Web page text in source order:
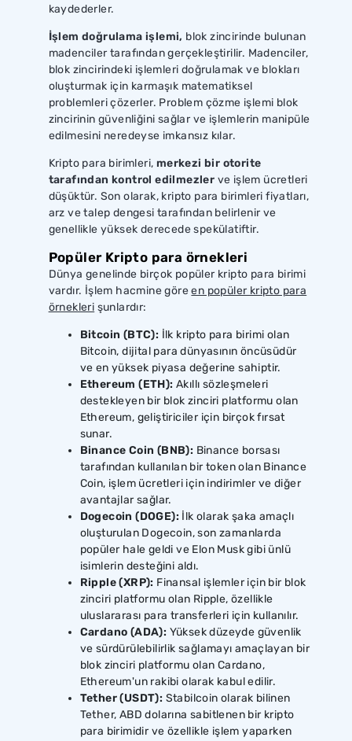
kaydederler.
İşlem doğrulama işlemi, blok zincirinde bulunan
madenciler tarafından gerçekleştirilir. Madenciler,
blok zincirindeki işlemleri doğrulamak ve blokları
oluşturmak için karmaşık matematiksel
problemleri çözerler. Problem çözme işlemi blok
zincirinin güvenliğini sağlar ve işlemlerin manipüle
edilmesini neredeyse imkansız kılar.
Kripto para birimleri, merkezi bir otorite
tarafından kontrol edilmezler ve işlem ücretleri
düşüktür. Son olarak, kripto para birimleri fiyatları,
arz ve talep dengesi tarafından belirlenir ve
genellikle yüksek derecede spekülatiftir.
Popüler Kripto para örnekleri
Dünya genelinde birçok popüler kripto para birimi
vardır. İşlem hacmine göreen popüler kripto para
örnekleri şunlardır:
Bitcoin (BTC): İlk kripto para birimi olan
Bitcoin, dijital para dünyasının öncüsüdür
ve en yüksek piyasa değerine sahiptir.
Ethereum (ETH): Akıllı sözleşmeleri
destekleyen bir blok zinciri platformu olan
Ethereum, geliştiriciler için birçok fırsat
sunar.
Binance Coin (BNB): Binance borsası
tarafından kullanılan bir token olan Binance
Coin, işlem ücretleri için indirimler ve diğer
avantajlar sağlar.
Dogecoin (DOGE): İlk olarak şaka amaçlı
oluşturulan Dogecoin, son zamanlarda
popüler hale geldi ve Elon Musk gibi ünlü
isimlerin desteğini aldı.
Ripple (XRP): Finansal işlemler için bir blok
zinciri platformu olan Ripple, özellikle
uluslararası para transferleri için kullanılır.
Cardano (ADA): Yüksek düzeyde güvenlik
ve sürdürülebilirlik sağlamayı amaçlayan bir
blok zinciri platformu olan Cardano,
Ethereum'un rakibi olarak kabul edilir.
Tether (USDT): Stabilcoin olarak bilinen
Tether, ABD dolarına sabitlenen bir kripto
para birimidir ve özellikle işlem yaparken